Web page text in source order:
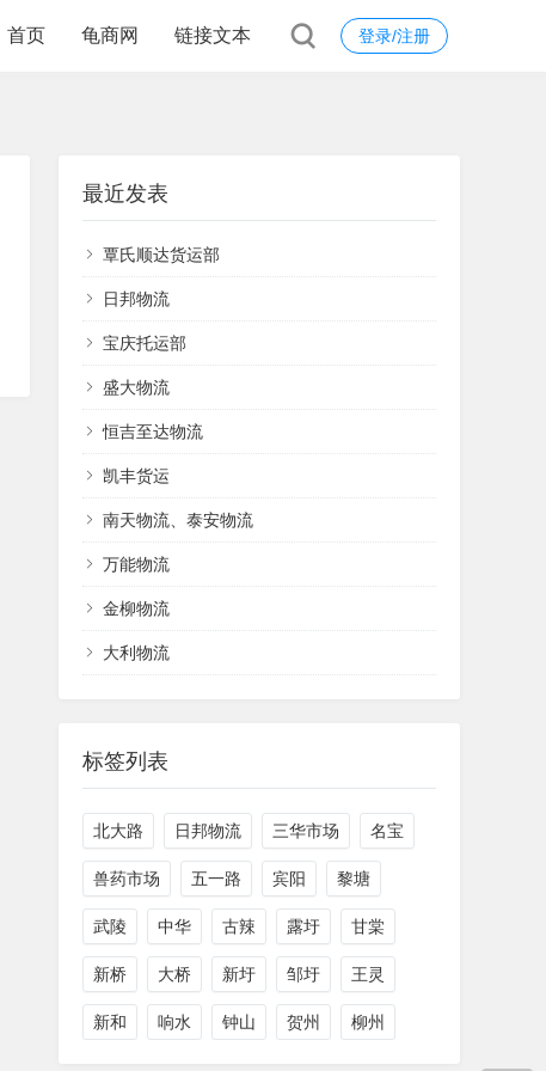
登录/注册
首页 龟商网 链接文本
最近发表
覃氏顺达货运部
日邦物流
宝庆托运部
盛大物流
恒吉至达物流
凯丰货运
南天物流、泰安物流
万能物流
金柳物流
大利物流
标签列表
北大路 日邦物流 三华市场 名宝
兽药市场 五一路 宾阳 黎塘
武陵 中华 古辣 露圩 甘棠
新桥 大桥 新圩 邹圩 王灵
新和 响水 钟山 贺州 柳州